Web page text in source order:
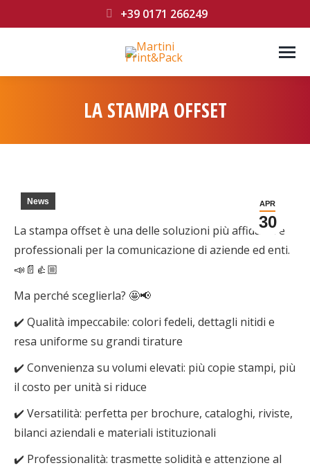
+39 0171 266249
LA STAMPA OFFSET
APR
30
News
La stampa offset è una delle soluzioni più affidabili e
professionali per la comunicazione di aziende ed enti.
📣📄👍🏼
Ma perché sceglierla? 🤩📢
✔️ Qualità impeccabile: colori fedeli, dettagli nitidi e
resa uniforme su grandi tirature
✔️ Convenienza su volumi elevati: più copie stampi, più
il costo per unità si riduce
✔️ Versatilità: perfetta per brochure, cataloghi, riviste,
bilanci aziendali e materiali istituzionali
✔️ Professionalità: trasmette solidità e attenzione al